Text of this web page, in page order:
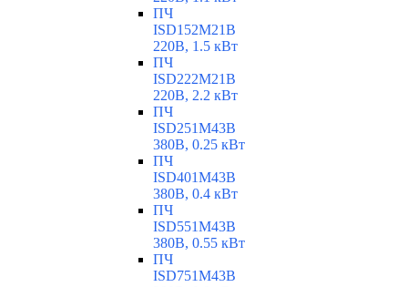
ПЧ
ISD152M21B
220В, 1.5 кВт
ПЧ
ISD222M21B
220В, 2.2 кВт
ПЧ
ISD251M43B
380В, 0.25 кВт
ПЧ
ISD401M43B
380В, 0.4 кВт
ПЧ
ISD551M43B
380В, 0.55 кВт
ПЧ
ISD751M43B